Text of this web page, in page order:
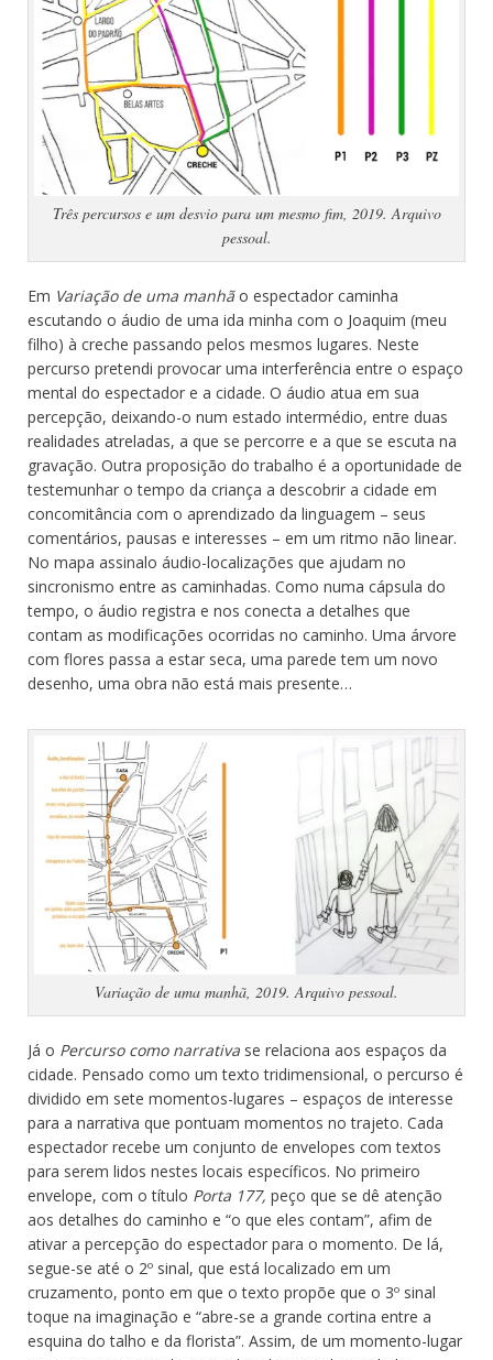
Três percursos e um desvio para um mesmo fim, 2019. Arquivo
pessoal.
Em Variação de uma manhão espectador caminha
escutando o áudio de uma ida minha com o Joaquim (meu
filho) à creche passando pelos mesmos lugares. Neste
percurso pretendi provocar uma interferência entre o espaço
mental do espectador e a cidade. O áudio atua em sua
percepção, deixando-o num estado intermédio, entre duas
realidades atreladas, a que se percorre e a que se escuta na
gravação. Outra proposição do trabalho é a oportunidade de
testemunhar o tempo da criança a descobrir a cidade em
concomitância com o aprendizado da linguagem – seus
comentários, pausas e interesses – em um ritmo não linear.
No mapa assinalo áudio-localizações que ajudam no
sincronismo entre as caminhadas. Como numa cápsula do
tempo, o áudio registra e nos conecta a detalhes que
contam as modificações ocorridas no caminho. Uma árvore
com flores passa a estar seca, uma parede tem um novo
desenho, uma obra não está mais presente…
Variação de uma manhã, 2019. Arquivo pessoal.
Já o Percurso como narrativa se relaciona aos espaços da
cidade. Pensado como um texto tridimensional, o percurso é
dividido em sete momentos-lugares – espaços de interesse
para a narrativa que pontuam momentos no trajeto. Cada
espectador recebe um conjunto de envelopes com textos
para serem lidos nestes locais específicos. No primeiro
envelope, com o título Porta 177, peço que se dê atenção
aos detalhes do caminho e “o que eles contam”, afim de
ativar a percepção do espectador para o momento. De lá,
segue-se até o 2º sinal, que está localizado em um
cruzamento, ponto em que o texto propõe que o 3º sinal
toque na imaginação e “abre-se a grande cortina entre a
esquina do talho e da florista”. Assim, de um momento-lugar